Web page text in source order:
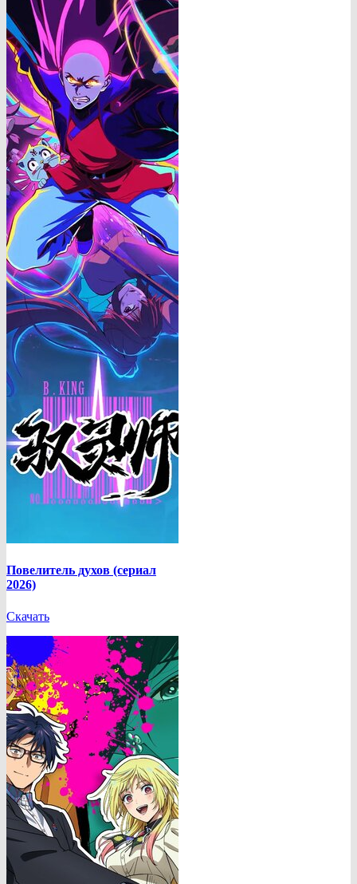
Повелитель духов (сериал
2026)
Скачать